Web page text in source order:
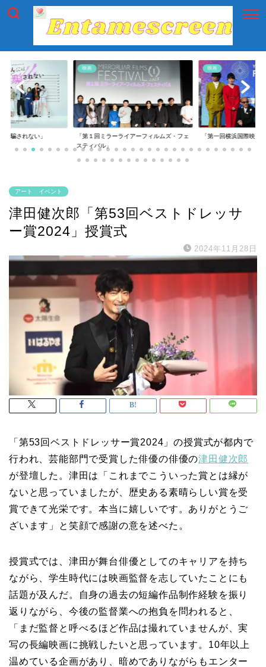
は騙されない」
映画
「第１回ミラーライアーフィルムズ・フェ
スティバル」
映画
「第一回横浜国際映画
アート イベント
津田健次郎「第53回ベストドレッサ
ー賞2024」授賞式
2024年11月28日
「第53回ベストドレッサー賞2024」の授賞式が都内で
行われ、芸能部門で受賞した俳優の俳優の津田健次郎
が登壇した。津田は「これまでこういった賞とは縁が
ないと思っていましたが、歴史ある素晴らしい賞を受
賞できて光栄です。本当に嬉しいです。ありがとうご
ざいます」と笑顔で感謝の意を述べた。
授賞式では、津田が舞台俳優としてのキャリアを持ち
ながら、学生時代には映画監督を志していたことにも
話題が及んだ。自身の過去の短編作品制作経験を振り
返りながら、今後の監督業への抱負を問われると、
「まだ監督と呼べるほど作品は撮れていませんが、実
写の長編映画に挑戦したいと思っています。10年以上
温めている企画があり、暗めでありながらもエンター